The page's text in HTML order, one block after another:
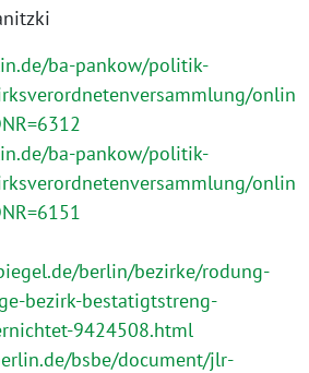
ba-pankow/politik-
onlin
ba-pankow/politik-
onlin
berlin/bezirke/rodung-
bezirk-bestatigtstreng-
9424508.html
bsbe/document/jlr-